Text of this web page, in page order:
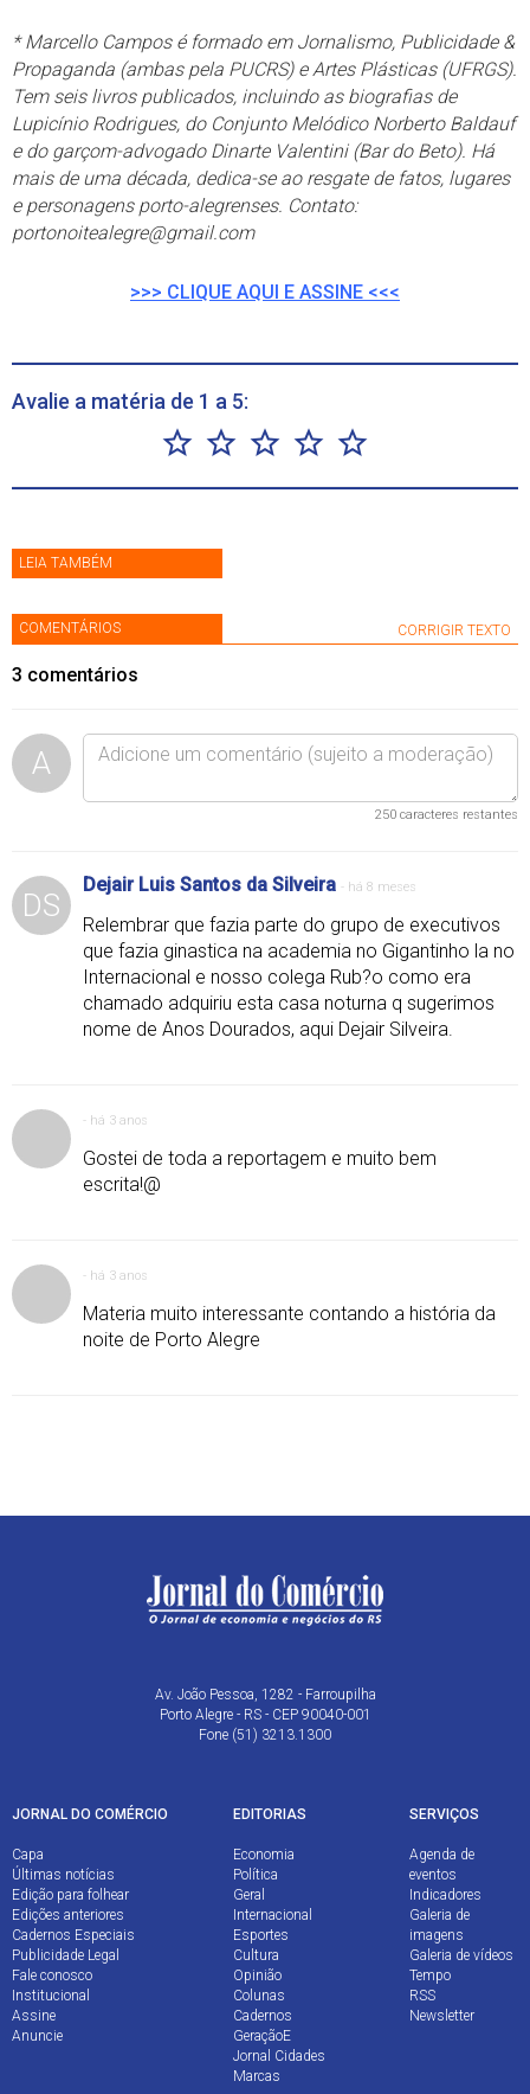
* Marcello Campos é formado em Jornalismo, Publicidade &
Propaganda (ambas pela PUCRS) e Artes Plásticas (UFRGS).
Tem seis livros publicados, incluindo as biografias de
Lupicínio Rodrigues, do Conjunto Melódico Norberto Baldauf
e do garçom-advogado Dinarte Valentini (Bar do Beto). Há
mais de uma década, dedica-se ao resgate de fatos, lugares
e personagens porto-alegrenses. Contato:
portonoitealegre@gmail.com
>>> CLIQUE AQUI E ASSINE <<<
Avalie a matéria de 1 a 5:
LEIA TAMBÉM
COMENTÁRIOS CORRIGIR TEXTO
3 comentários
A
250 caracteres restantes
DS
Dejair Luis Santos da Silveira - há 8 meses
Relembrar que fazia parte do grupo de executivos
que fazia ginastica na academia no Gigantinho la no
Internacional e nosso colega Rub?o como era
chamado adquiriu esta casa noturna q sugerimos
nome de Anos Dourados, aqui Dejair Silveira.
- há 3 anos
Gostei de toda a reportagem e muito bem
escrita!@
- há 3 anos
Materia muito interessante contando a história da
noite de Porto Alegre
Av. João Pessoa, 1282 - Farroupilha
Porto Alegre - RS - CEP 90040-001
Fone (51) 3213.1300
JORNAL DO COMÉRCIO
Capa
Últimas notícias
Edição para folhear
Edições anteriores
Cadernos Especiais
Publicidade Legal
Fale conosco
Institucional
Assine
Anuncie
EDITORIAS
Economia
Política
Geral
Internacional
Esportes
Cultura
Opinião
Colunas
Cadernos
GeraçãoE
Jornal Cidades
Marcas
SERVIÇOS
Agenda de
eventos
Indicadores
Galeria de
imagens
Galeria de vídeos
Tempo
RSS
Newsletter